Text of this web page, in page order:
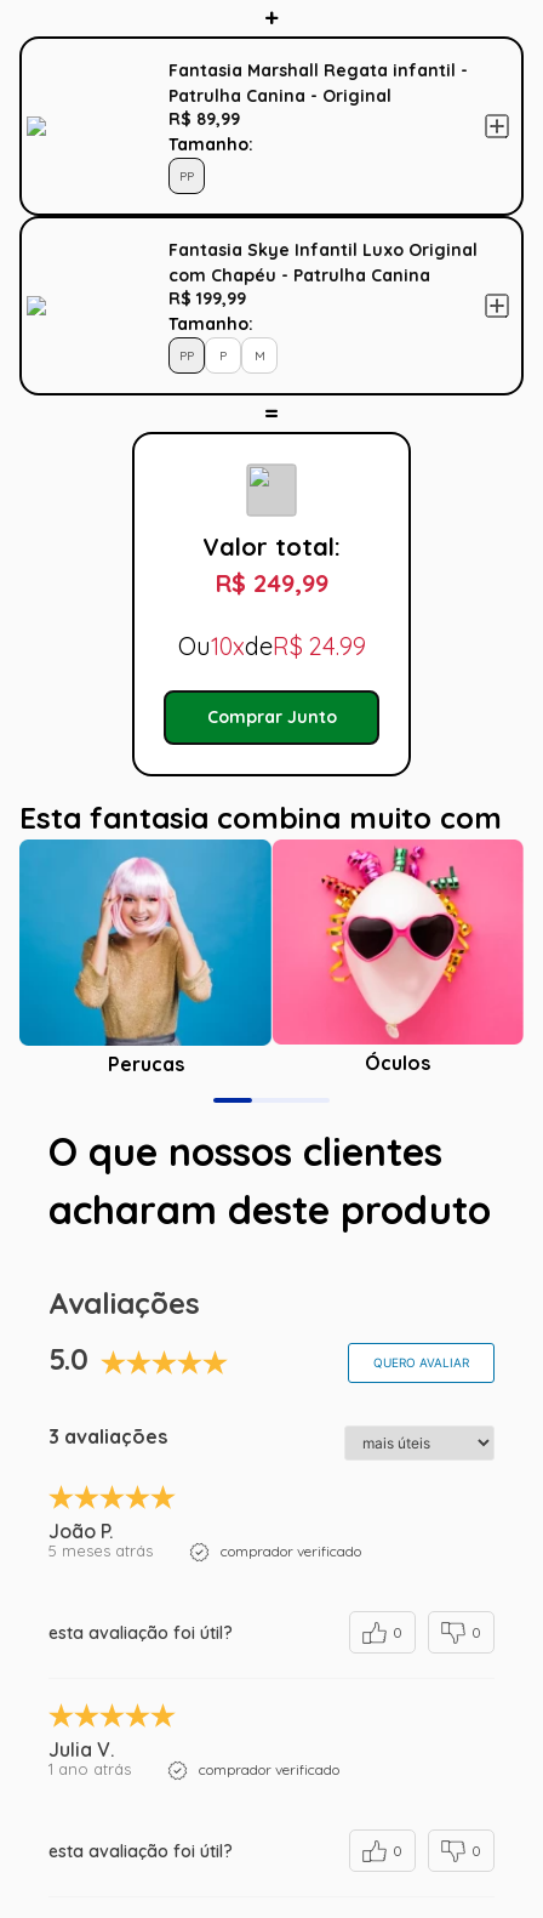
Fantasia Marshall Regata infantil -
Patrulha Canina - Original
R$ 89,99
Tamanho:
PP
Fantasia Skye Infantil Luxo Original
com Chapéu - Patrulha Canina
R$ 199,99
Tamanho:
PP P M
Valor total:
R$ 249,99
Ou10xdeR$ 24.99
Comprar Junto
Esta fantasia combina muito com
Perucas Óculos
O que nossos clientes
acharam deste produto
Avaliações
5.0
QUERO AVALIAR
3 avaliações
João P.
5 meses atrás comprador verificado
esta avaliação foi útil? 0 0
Julia V.
1 ano atrás comprador verificado
esta avaliação foi útil? 0 0